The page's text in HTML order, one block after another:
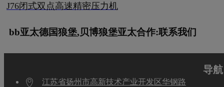
J76闭式双点高速精密压力机
bb亚太德国狼堡,贝博狼堡亚太合作:联系我们
江苏省扬州市高新技术产业开发区华钢路
导航